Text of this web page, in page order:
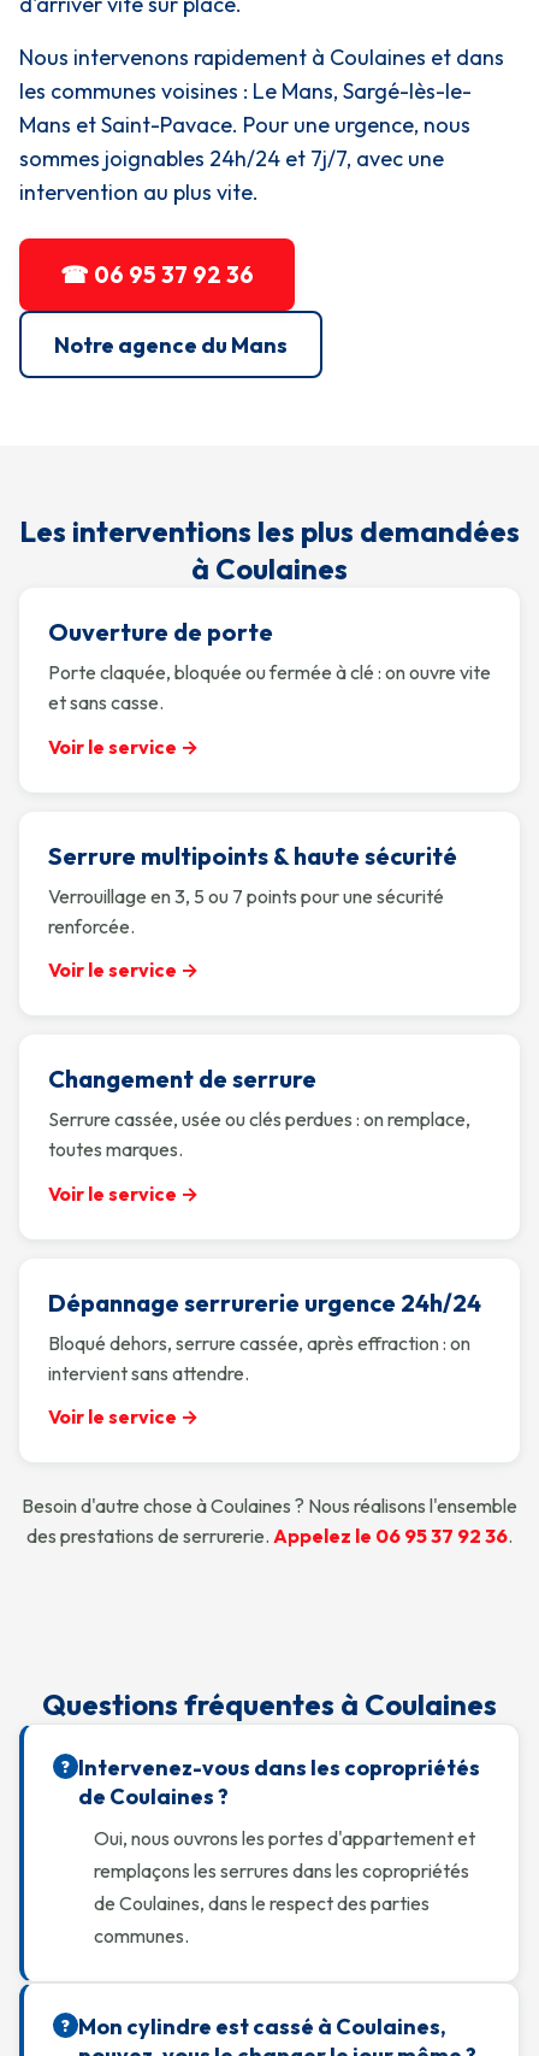
Nous intervenons rapidement à Coulaines et dans
les communes voisines : Le Mans, Sargé-lès-le-
Mans et Saint-Pavace. Pour une urgence, nous
sommes joignables 24h/24 et 7j/7, avec une
intervention au plus vite.
☎ 06 95 37 92 36
Notre agence du Mans
Les interventions les plus demandées
à Coulaines
Ouverture de porte
Porte claquée, bloquée ou fermée à clé : on ouvre vite
et sans casse.
Voir le service →
Serrure multipoints & haute sécurité
Verrouillage en 3, 5 ou 7 points pour une sécurité
renforcée.
Voir le service →
Changement de serrure
Serrure cassée, usée ou clés perdues : on remplace,
toutes marques.
Voir le service →
Dépannage serrurerie urgence 24h/24
Bloqué dehors, serrure cassée, après effraction : on
intervient sans attendre.
Voir le service →
Besoin d'autre chose à Coulaines ? Nous réalisons l'ensemble
des prestations de serrurerie. Appelez le 06 95 37 92 36.
Questions fréquentes à Coulaines
? Intervenez-vous dans les copropriétés
de Coulaines ?
Oui, nous ouvrons les portes d'appartement et
remplaçons les serrures dans les copropriétés
de Coulaines, dans le respect des parties
communes.
? Mon cylindre est cassé à Coulaines,